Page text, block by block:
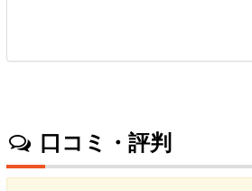
口コミ・評判